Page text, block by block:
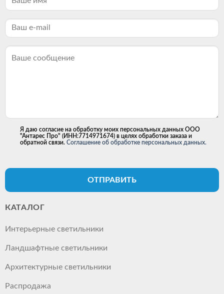
Я даю согласие на обработку моих персональных данных ООО
"Антарес Про" (ИНН:7714971674) в целях обработки заказа и
обратной связи. Соглашение об обработке персональных данных.
ОТПРАВИТЬ
КАТАЛОГ
Интерьерные светильники
Ландшафтные светильники
Архитектурные светильники
Распродажа